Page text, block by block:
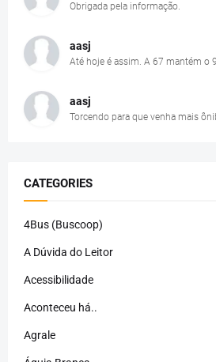
Obrigada pela informação.
aasj
Até hoje é assim. A 67 mantém o
aasj
Torcendo para que venha mais
CATEGORIES
4Bus (Buscoop)
A Dúvida do Leitor
Acessibilidade
Aconteceu há..
Agrale